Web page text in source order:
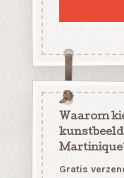
Waarom
Gratis